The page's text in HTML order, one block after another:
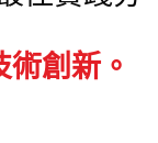
創新。